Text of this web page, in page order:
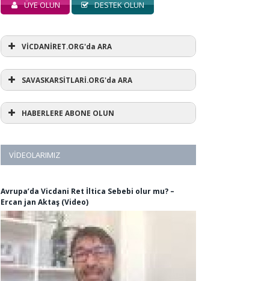
ÜYE OLUN DESTEK OLUN
VİCDANİRET.ORG'da ARA
SAVASKARSİTLARİ.ORG'da ARA
HABERLERE ABONE OLUN
VIDEOLARIMIZ
Avrupa’da Vicdani Ret İltica Sebebi olur mu? –
Ercan jan Aktaş (Video)